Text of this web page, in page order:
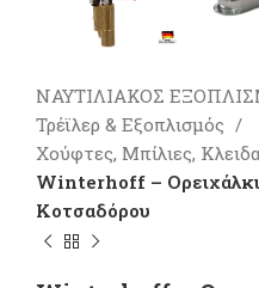
ΝΑΥΤΙΛΙΑΚΟΣ
Τρέϊλερ & Εξοπλισμός
Χούφτες, Μπίλιες,
Winterhoff –
Κοτσαδόρου